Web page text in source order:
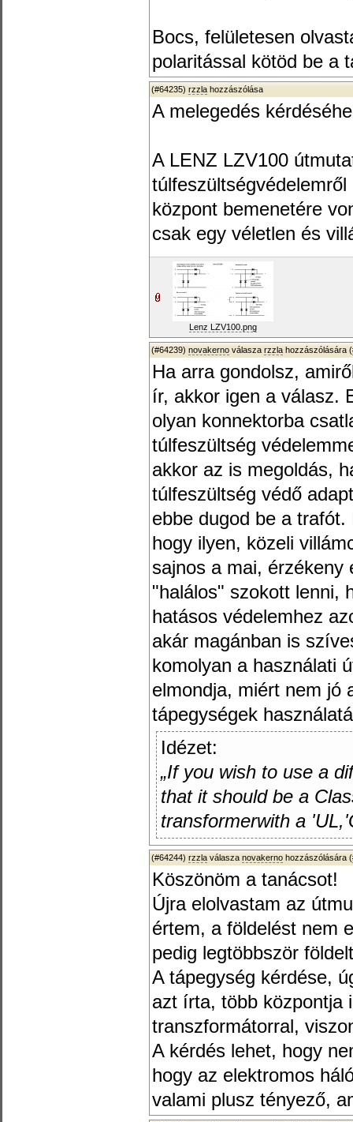
Bocs, felületesen
polaritással kötöd be a
(#64235) rzzla hozzászólása
A melegedés
A LENZ LZV100
központ bemenetére
csak egy véletlen és
Lenz LZV100.png
(#64239) novakerno válasza rzzla hozzászólására (
Ha arra gondolsz,
ír, akkor igen a válasz.
olyan konnektorba
túlfeszültség
akkor az is megoldás,
túlfeszültség védő
ebbe dugod be a
hogy ilyen, közeli
sajnos a mai, érzékeny
"halálos" szokott lenni,
hatásos védelemhez
akár magánban is
komolyan a használati
elmondja, miért nem jó
tápegységek
Idézet:
„If you wish to use a
that it should be a
transformerwith a
(#64244) rzzla válasza novakerno hozzászólására (
Köszönöm a tanácsot!
Újra elolvastam az
értem, a földelést nem
pedig legtöbbször
A tápegység kérdése,
azt írta, több központja
transzformátorral,
A kérdés lehet, hogy
hogy az elektromos
valami plusz tényező,